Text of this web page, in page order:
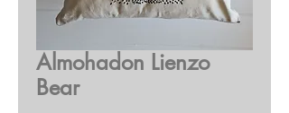
Almohadon Lienzo
Bear